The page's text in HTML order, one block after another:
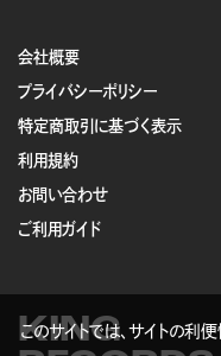
会社概要
プライバシーポリシー
特定商取引に基づく表示
利用規約
お問い合わせ
ご利用ガイド
KING
このサイトでは、サイトの利